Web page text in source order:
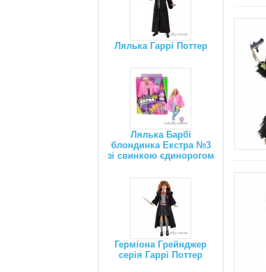
Лялька Гаррі Поттер
Лялька Барбі
блондинка Екстра №3
зі свинкою єдинорогом
Герміона Грейнджер
серія Гаррі Поттер